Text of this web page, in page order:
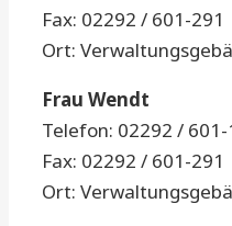
Fax: 02292 / 601-291
Ort:
Frau Wendt
Telefon: 02292 / 601-
Fax: 02292 / 601-291
Ort: